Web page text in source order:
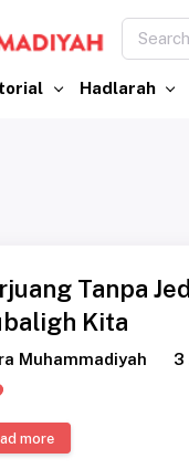
Hadlarah
Tanpa
Kita
Muhammadiyah
3
more